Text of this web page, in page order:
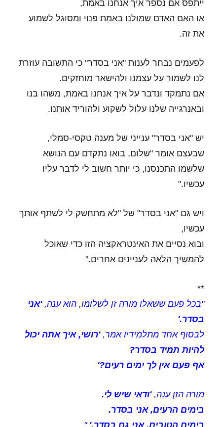
ייתפס אם נספר איך אנחנו באמת,
או האם האדם שמולנו באמת פנוי ומסוגל לשמוע
את זה.
לפעמים נבחר לענות "אני בסדר" כי התשובה עוזרת
לנו לשמור על עצמנו ולהישאר מוחזקים.
אם נתמקד ונדבר על איך אנחנו באמת, משהו בנו
ובאנרגייה שלנו עלול לשקוע ולהוריד אותנו.
יש "אני בסדר" ענייני של מענה טקסי-סמלי,
שבעצם אומר "שלום, בואו נתקדם עם הנושא
שלשמו התכנסנו, כי יותר חשוב לי לדבר עליו
עכשיו."
ויש גם "אני בסדר" של "לא מתחשק לי לשתף אותך
עכשיו,
ובוא נסיים את האינטראקציה הזו כדי שאוכל
להמשיך הלאה לעניינים אחרים."
**
"בכל פעם ששאלו מורה זן לשלומו, הוא ענה,'אני
בסדר.'
לבסוף אחד מתלמידיו אמר,'רושי, איך אתה יכול
להיות תמיד בסדר?
אף פעם אין לך ימים רעים?'
מורה הזן ענה,'ודאי שיש לי.
בימים הרעים, אני בסדר.